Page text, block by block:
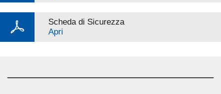
Scheda di Sicurezza
Apri